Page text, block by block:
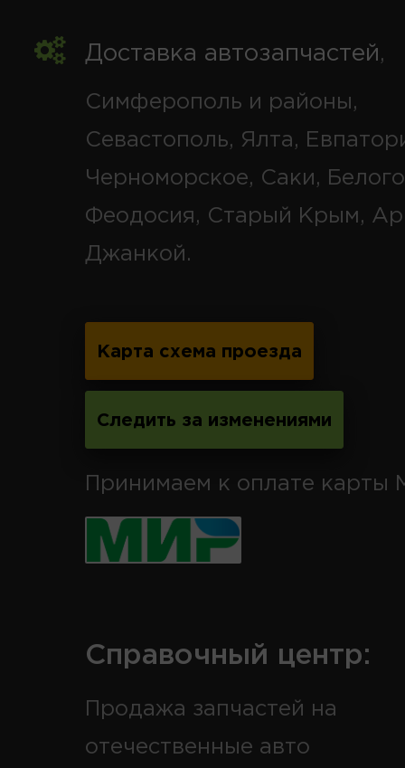
Доставка автозапчастей,
Симферополь и районы,
Севастополь, Ялта,
Черноморское, Саки,
Феодосия, Старый Крым,
Джанкой.
Карта схема проезда
Следить за изменениями
Принимаем к оплате карты
Справочный центр:
Продажа запчастей на
отечественные авто